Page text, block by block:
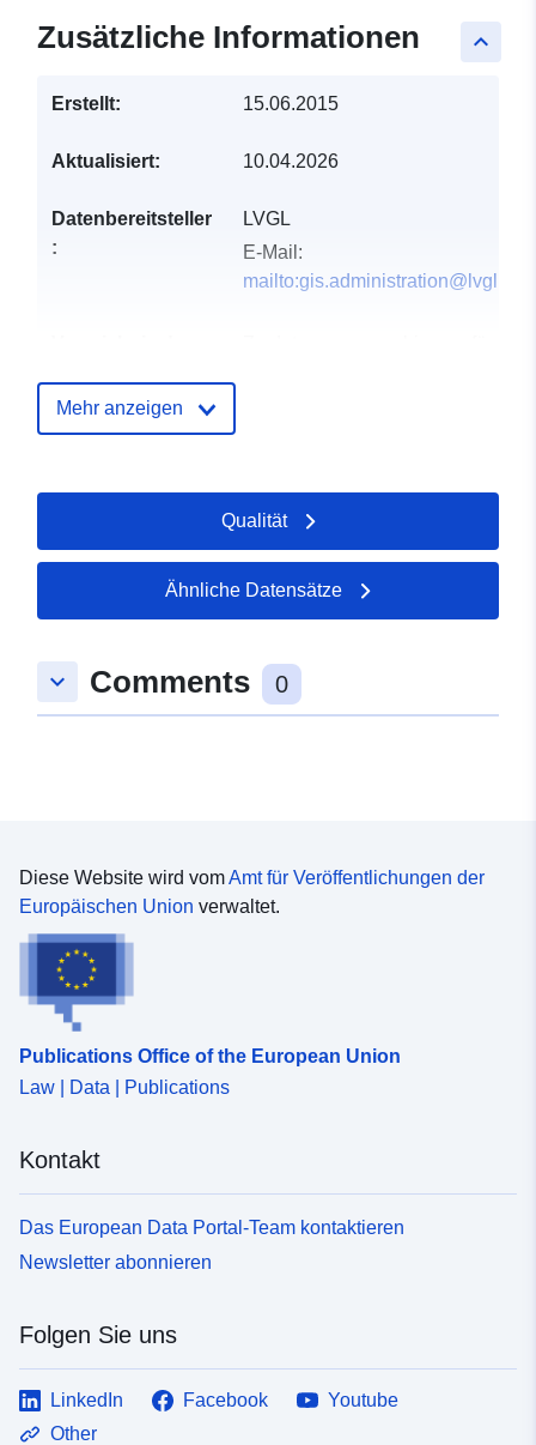
keyboard_arrow_up
Zusätzliche Informationen
Erstellt: 15.06.2015
Aktualisiert: 10.04.2026
Datenbereitsteller
:
LVGL
E-Mail:
Gebiet: Koordinaten: [ [ 6.750446,
49.315522 ], [ 6.753382,
49.315522 ], [ 6.753382,
49.313592 ], [ 6.750446,
Typ: Polygon
Mehr anzeigen
Qualität
Ähnliche Datensätze
keyboard_arrow_down Comments 0
Diese Website wird vomAmt für Veröffentlichungen der
Europäischen Union verwaltet.
Publications Office of the European Union
Law | Data | Publications
Kontakt
Das European Data Portal-Team kontaktieren
Newsletter abonnieren
Folgen Sie uns
LinkedIn Facebook
Youtube
Other